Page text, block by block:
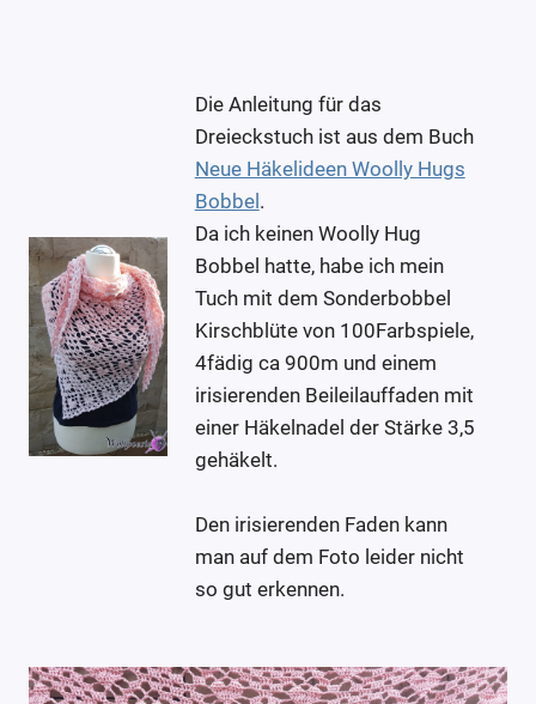
Die Anleitung für das
Dreieckstuch ist aus dem Buch
Neue Häkelideen Woolly Hugs
Bobbel.
Da ich keinen Woolly Hug
Bobbel hatte, habe ich mein
Tuch mit dem Sonderbobbel
Kirschblüte von 100Farbspiele,
4fädig ca 900m und einem
irisierenden Beileilauffaden mit
einer Häkelnadel der Stärke 3,5
gehäkelt.
Den irisierenden Faden kann
man auf dem Foto leider nicht
so gut erkennen.